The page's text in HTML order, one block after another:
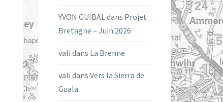
YVON GUIBALdans Projet
Bretagne – Juin 2026
vali dans La Brenne
vali dans Vers la Sierra de
Guala